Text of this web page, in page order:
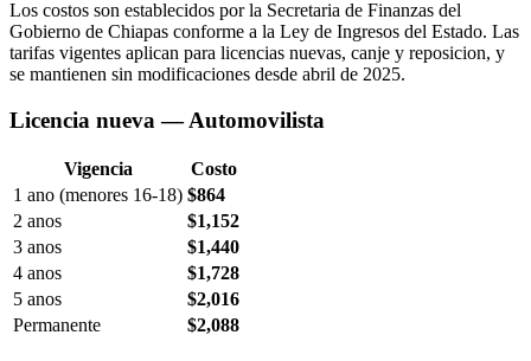
Los costos son establecidos por la Secretaria de Finanzas del
Gobierno de Chiapas conforme a la Ley de Ingresos del Estado. Las
tarifas vigentes aplican para licencias nuevas, canje y reposicion, y
se mantienen sin modificaciones desde abril de 2025.
Licencia nueva — Automovilista
Vigencia
Costo
1 ano (menores 16-18) $864
2 anos
$1,152
3 anos
$1,440
4 anos
$1,728
5 anos
$2,016
Permanente
$2,088